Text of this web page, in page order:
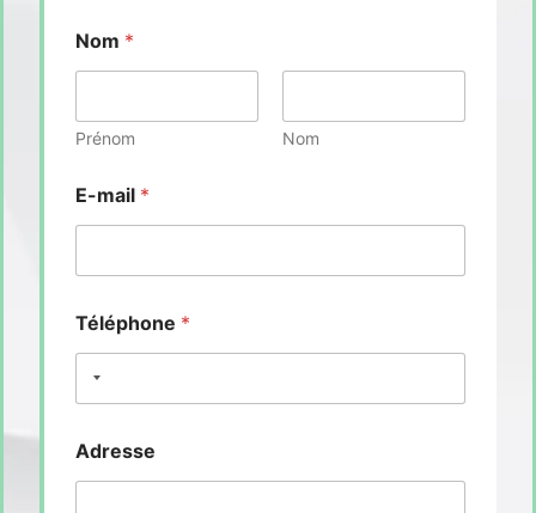
Nom *
Prénom Nom
E-mail *
Téléphone *
Adresse